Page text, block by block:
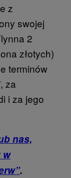
z
swojej
2
złotych)
terminów
za
i za jego
nas,
w
.